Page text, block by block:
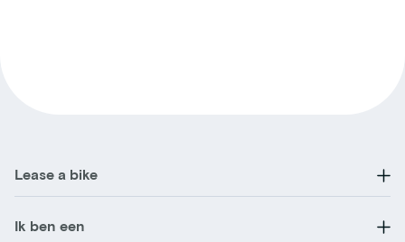
Lease a bike
Ik ben een